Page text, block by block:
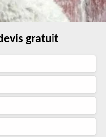
gratuit